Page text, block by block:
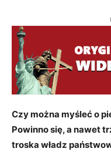
Czy można myśleć o
Powinno się, a nawet
troska władz